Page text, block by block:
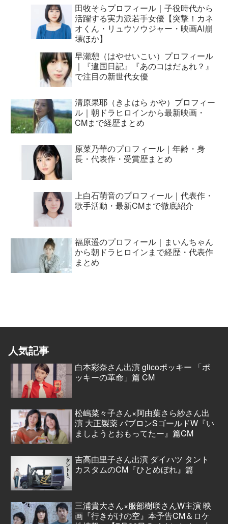
田牧そらプロフィール｜子役時代から
活躍する実力派若手女優【突撃！カネ
オくん・リュウソウジャー・映画AI崩
壊ほか】
早瀬憩（はやせいこい）プロフィール
｜『違国日記』『あのコはだぁれ？』
で注目の新世代女優
清原果耶（きよはら かや）プロフィー
ル｜朝ドラヒロインから最新映画・
CMまで経歴まとめ
原菜乃華のプロフィール｜年齢・身
長・代表作・受賞歴まとめ
上白石萌音のプロフィール｜代表作・
歌手活動・最新CMまで徹底紹介
福原遥のプロフィール｜まいんちゃん
から朝ドラヒロインまで経歴・代表作
まとめ
人気記事
白本彩奈さん出演 glicoポッキー 「ポ
ッキーの革命」篇 CM
松嶋菜々子さん×阿由葉さら紗さん出
演 大正製薬 パブロンSゴールドW『い
ましようとおもってたー』篇CM
吉高由里子さん出演 ダイハツ タント
カスタムのCM『ひとめぼれ』篇
三浦貴大さん×服部樹咲さんW主演 映
画『行きがけの空』本予告CM＆ロケ